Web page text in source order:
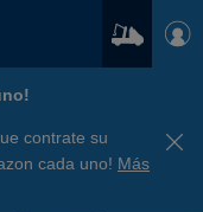
contrate su
cada uno! Más